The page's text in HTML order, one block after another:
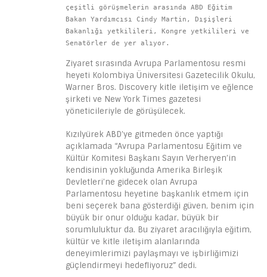
çeşitli görüşmelerin arasında ABD Eğitim
Bakan Yardımcısı Cindy Martin, Dışişleri
Bakanlığı yetkilileri, Kongre yetkilileri ve
Senatörler de yer alıyor.
Ziyaret sırasında Avrupa Parlamentosu resmi
heyeti Kolombiya Üniversitesi Gazetecilik Okulu,
Warner Bros. Discovery kitle iletişim ve eğlence
şirketi ve New York Times gazetesi
yöneticileriyle de görüşülecek.
Kızılyürek ABD’ye gitmeden önce yaptığı
açıklamada “Avrupa Parlamentosu Eğitim ve
Kültür Komitesi Başkanı Sayın Verheryen’in
kendisinin yokluğunda Amerika Birleşik
Devletleri’ne gidecek olan Avrupa
Parlamentosu heyetine başkanlık etmem için
beni seçerek bana gösterdiği güven, benim için
büyük bir onur olduğu kadar, büyük bir
sorumluluktur da. Bu ziyaret aracılığıyla eğitim,
kültür ve kitle iletişim alanlarında
deneyimlerimizi paylaşmayı ve işbirliğimizi
güçlendirmeyi hedefliyoruz” dedi.